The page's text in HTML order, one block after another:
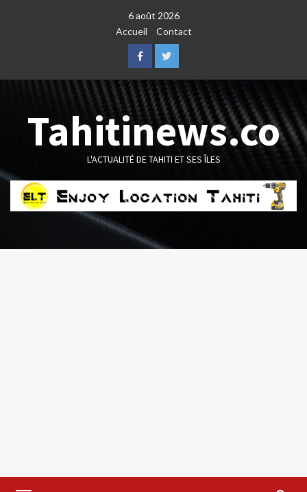
6 août 2026
Accueil
Contact
FacebookTwitter
Tahitinews.co
L'ACTUALITÉ DE TAHITI ET SES ÎLES